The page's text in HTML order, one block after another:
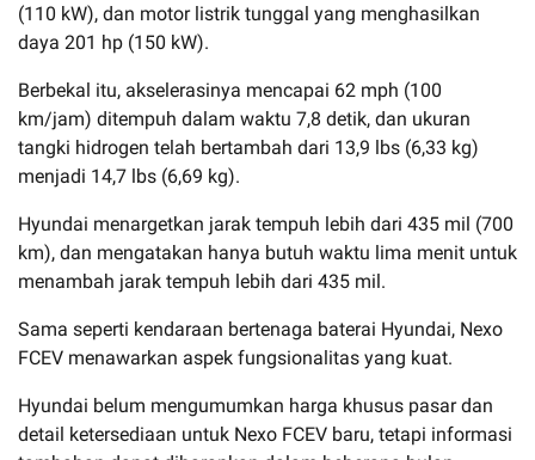
(110 kW), dan motor listrik tunggal yang menghasilkan
daya 201 hp (150 kW).
Berbekal itu, akselerasinya mencapai 62 mph (100
km/jam) ditempuh dalam waktu 7,8 detik, dan ukuran
tangki hidrogen telah bertambah dari 13,9 lbs (6,33 kg)
menjadi 14,7 lbs (6,69 kg).
Hyundai menargetkan jarak tempuh lebih dari 435 mil (700
km), dan mengatakan hanya butuh waktu lima menit untuk
menambah jarak tempuh lebih dari 435 mil.
Sama seperti kendaraan bertenaga baterai Hyundai, Nexo
FCEV menawarkan aspek fungsionalitas yang kuat.
Hyundai belum mengumumkan harga khusus pasar dan
detail ketersediaan untuk Nexo FCEV baru, tetapi informasi